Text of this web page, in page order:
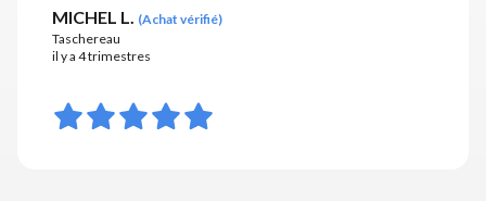
MICHEL L. (Achat vérifié)
Taschereau
il y a 4 trimestres